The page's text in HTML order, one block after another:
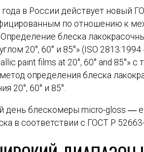
года в России действует новый
по отношению к
Определение блеска
20°, 60° и 85°» (ISO
paint films at 20°, 60° and 85°»
определения блеска
20°, 60° и 85°.
день блескомеры micro-gloss ―
в соответствии с ГОСТ Р